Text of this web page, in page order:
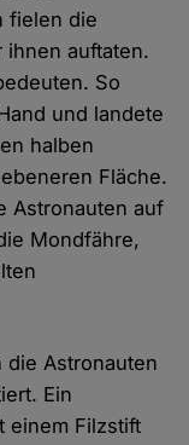
fielen die
ihnen auftaten.
So
und landete
halben
Fläche.
Astronauten auf
Mondfähre,
die Astronauten
Ein
einem Filzstift